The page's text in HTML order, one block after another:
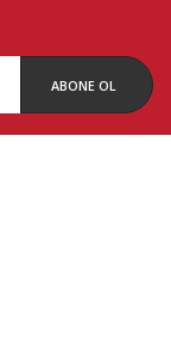
ABONE OL